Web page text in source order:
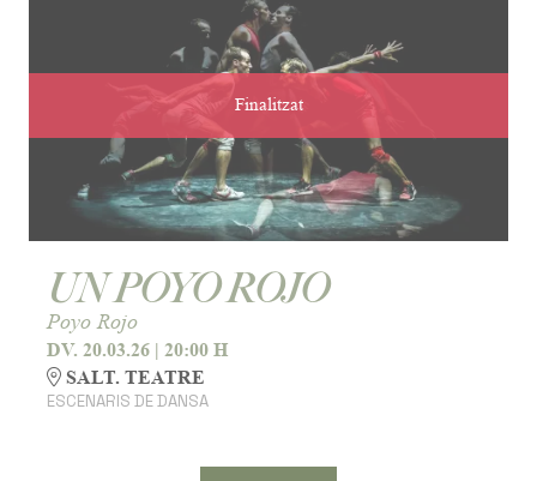
Finalitzat
UN POYO ROJO
Poyo Rojo
DV. 20.03.26 | 20:00 H
SALT. TEATRE
ESCENARIS DE DANSA